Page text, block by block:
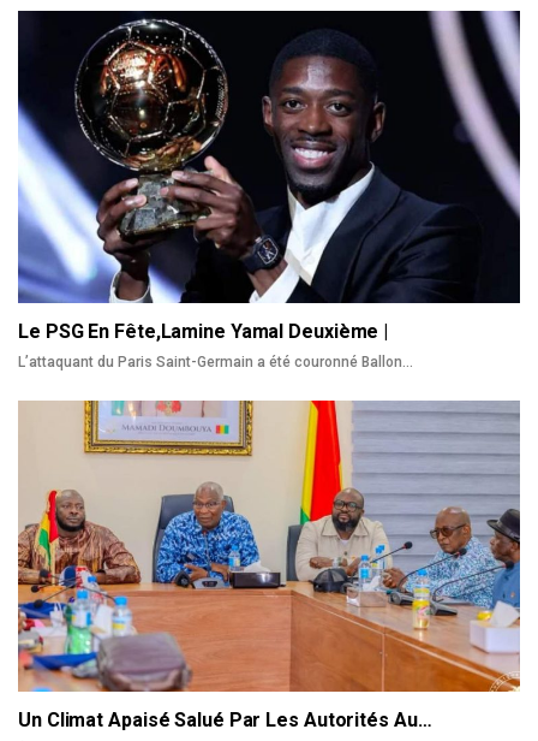
Le PSG En Fête,Lamine Yamal Deuxième |
L’attaquant du Paris Saint-Germain a été couronné Ballon…
Un Climat Apaisé Salué Par Les Autorités Au…